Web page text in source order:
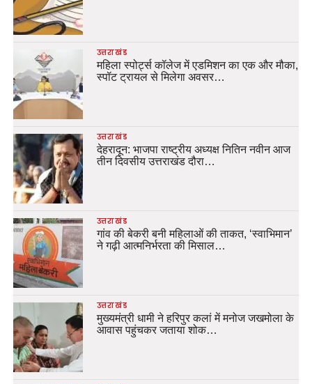
उत्तराखंड
महिला स्पोर्ट्स कॉलेज में एडमिशन का एक और मौका,
स्पॉट ट्रायल से मिलेगा अवसर…
उत्तराखंड
देहरादून: भाजपा राष्ट्रीय अध्यक्ष नितिन नवीन आज
तीन दिवसीय उत्तराखंड दौरा…
उत्तराखंड
गांव की बेकरी बनी महिलाओं की ताकत, ‘स्वाभिमान’
ने गढ़ी आत्मनिर्भरता की मिसाल…
उत्तराखंड
मुख्यमंत्री धामी ने हरिपुर कलां में मनोज जखमोला के
आवास पहुंचकर जताया शोक…